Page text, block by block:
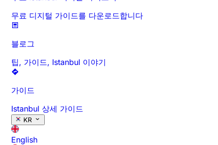
무료 디지털 가이드를 다운로드합니다
블로그
팁, 가이드, Istanbul 이야기
가이드
Istanbul 상세 가이드
KR
English